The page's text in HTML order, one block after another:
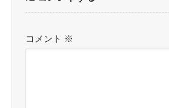
コメント ※